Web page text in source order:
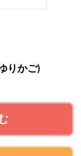
りかご)